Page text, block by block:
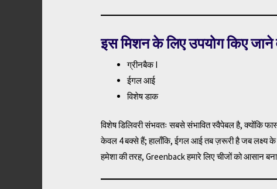
इस मिशन के लिए उपयोग किए जाने
ग्रीनबैक I
ईगल आई
विशेष डाक
विशेष डिलिवरी संभवतः सबसे संभावित स्वैपेबल है, क्योंकि
केवल 4 बक्से हैं; हालाँकि, ईगल आई तब ज़रूरी है जब लक्ष्य
हमेशा की तरह, Greenback हमारे लिए चीजों को आसान